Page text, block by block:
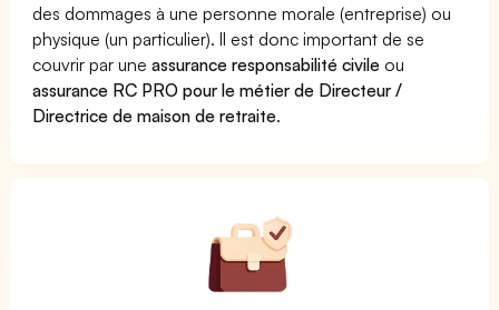
des dommages à une personne morale (entreprise) ou
physique (un particulier). Il est donc important de se
couvrir par uneassurance responsabilité civile ou
assurance RC PRO pour le métier de Directeur /
Directrice de maison de retraite.